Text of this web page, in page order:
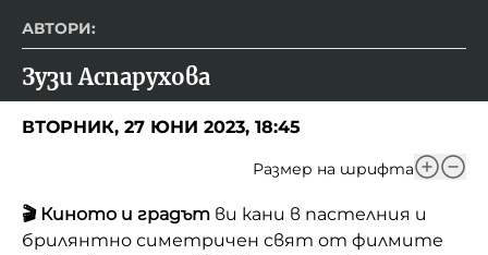
АВТОРИ:
Зузи Аспарухова
ВТОРНИК, 27 ЮНИ 2023, 18:45
Размер на шрифта
🎬 Киното и градът ви кани в пастелния и
брилянтно симетричен свят от филмите